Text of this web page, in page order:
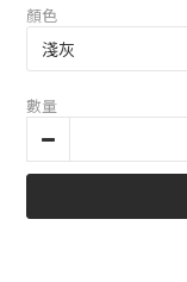
顏色
數量